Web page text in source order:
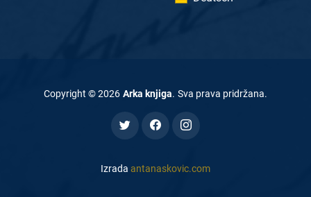
Copyright ©2026 Arka knjiga. Sva prava pridržana.
Izrada antanaskovic.com